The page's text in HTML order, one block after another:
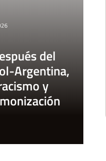
del
Argentina,
y